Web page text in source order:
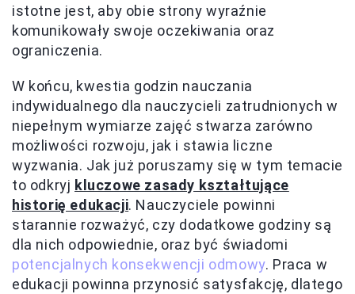
istotne jest, aby obie strony wyraźnie
komunikowały swoje oczekiwania oraz
ograniczenia.
W końcu, kwestia godzin nauczania
indywidualnego dla nauczycieli zatrudnionych w
niepełnym wymiarze zajęć stwarza zarówno
możliwości rozwoju, jak i stawia liczne
wyzwania. Jak już poruszamy się w tym temacie
to odkryj kluczowe zasady kształtujące
historię edukacji. Nauczyciele powinni
starannie rozważyć, czy dodatkowe godziny są
dla nich odpowiednie, oraz być świadomi
potencjalnych konsekwencji odmowy. Praca w
edukacji powinna przynosić satysfakcję, dlatego